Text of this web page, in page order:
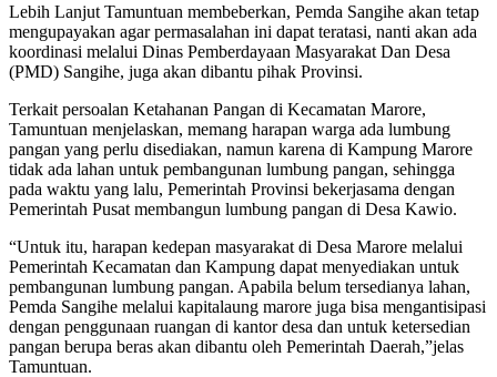
Lebih Lanjut Tamuntuan membeberkan, Pemda Sangihe akan tetap
mengupayakan agar permasalahan ini dapat teratasi, nanti akan ada
koordinasi melalui Dinas Pemberdayaan Masyarakat Dan Desa
(PMD) Sangihe, juga akan dibantu pihak Provinsi.
Terkait persoalan Ketahanan Pangan di Kecamatan Marore,
Tamuntuan menjelaskan, memang harapan warga ada lumbung
pangan yang perlu disediakan, namun karena di Kampung Marore
tidak ada lahan untuk pembangunan lumbung pangan, sehingga
pada waktu yang lalu, Pemerintah Provinsi bekerjasama dengan
Pemerintah Pusat membangun lumbung pangan di Desa Kawio.
“Untuk itu, harapan kedepan masyarakat di Desa Marore melalui
Pemerintah Kecamatan dan Kampung dapat menyediakan untuk
pembangunan lumbung pangan. Apabila belum tersedianya lahan,
Pemda Sangihe melalui kapitalaung marore juga bisa mengantisipasi
dengan penggunaan ruangan di kantor desa dan untuk ketersedian
pangan berupa beras akan dibantu oleh Pemerintah Daerah,”jelas
Tamuntuan.